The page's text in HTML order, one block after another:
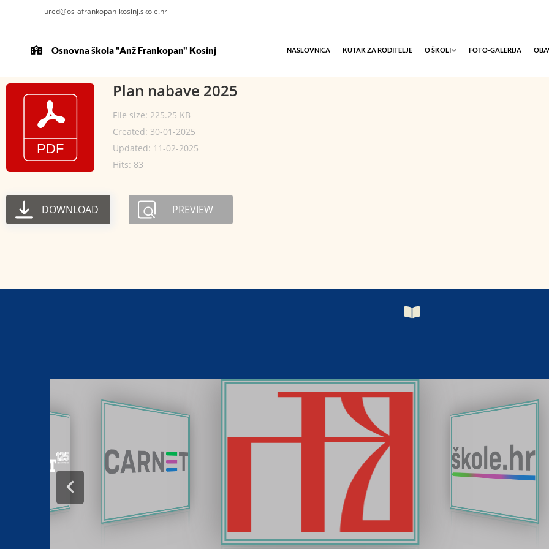
ured@os-afrankopan-kosinj.skole.hr
Osnovna škola "Anž Frankopan" Kosinj NASLOVNICA KUTAK ZA RODITELJE O ŠKOLI FOTO-GALERIJA
Plan nabave 2025
File size: 225.25 KB
Created: 30-01-2025
Updated: 11-02-2025
Hits: 83
DOWNLOAD PREVIEW